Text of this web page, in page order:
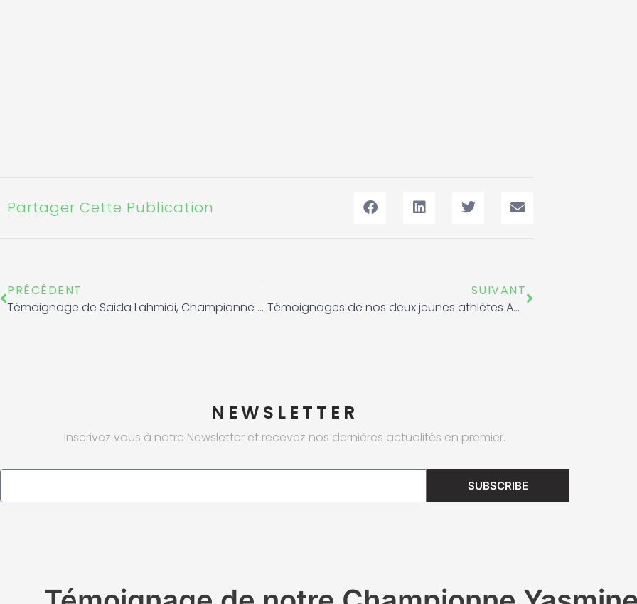
Partager Cette Publication
Précédent
PRÉCÉDENT
Témoignage de Saida Lahmidi, Championne du Monde en Muay Thai.
SUIVANT
Témoignages de nos deux jeunes athlètes Ahmed Hmidouch et Moussa Banour
NEWSLETTER
Inscrivez vous à notre Newsletter et recevez nos dernières actualités en premier.
Email
SUBSCRIBE